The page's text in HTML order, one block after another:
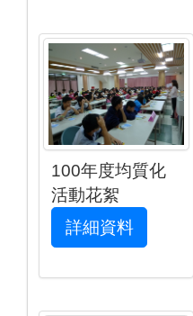
100年度均質化
活動花絮
詳細資料